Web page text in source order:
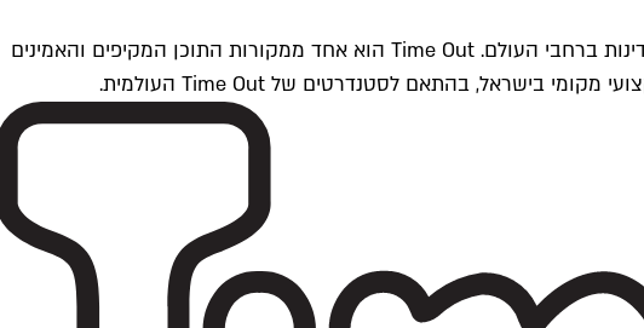
Time Outתל אביב הוא חלק מרשת Time Out Global — רשת מדיה בינלאומית הפועלת ב-360 ערים מרכזיות וב-60 מדינות ברחבי העולם. Time Out הוא אחד ממקורות התוכן המקיפים והאמינים